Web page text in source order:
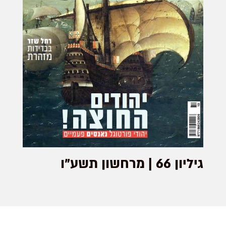
גיליון 66 | מרחשון תשע"ו